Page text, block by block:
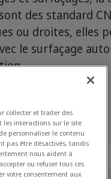
des standard
ou droites, elles
le surfaçage
collecter et traiter des
les interactions sur le site
personnaliser le contenu
pas être désactivés, tandis
nous aident à
ou refuser tous ces
votre consentement aux